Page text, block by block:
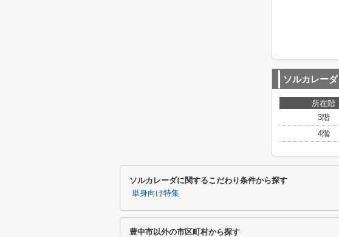
ソルカレーダ
所在階
3階
4階
ソルカレーダに関するこだわり条件から探す
単身向け特集
豊中市以外の市区町村から探す